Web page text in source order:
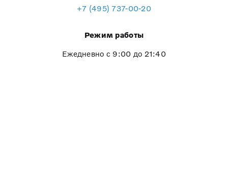
+7 (495) 737-00-20
Режим работы
Ежедневно с 9:00 до 21:40